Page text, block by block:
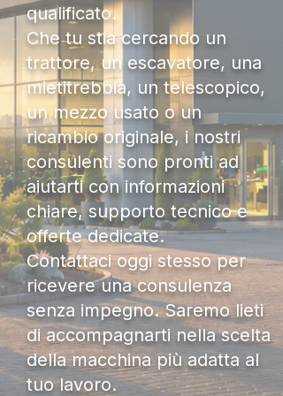
qualificato.
Che tu stia cercando un
trattore, un escavatore, una
mietitrebbia, un telescopico,
un mezzo usato o un
ricambio originale, i nostri
consulenti sono pronti ad
aiutarti con informazioni
chiare, supporto tecnico e
offerte dedicate.
Contattaci oggi stesso per
ricevere una consulenza
senza impegno. Saremo lieti
di accompagnarti nella scelta
della macchina più adatta al
tuo lavoro.